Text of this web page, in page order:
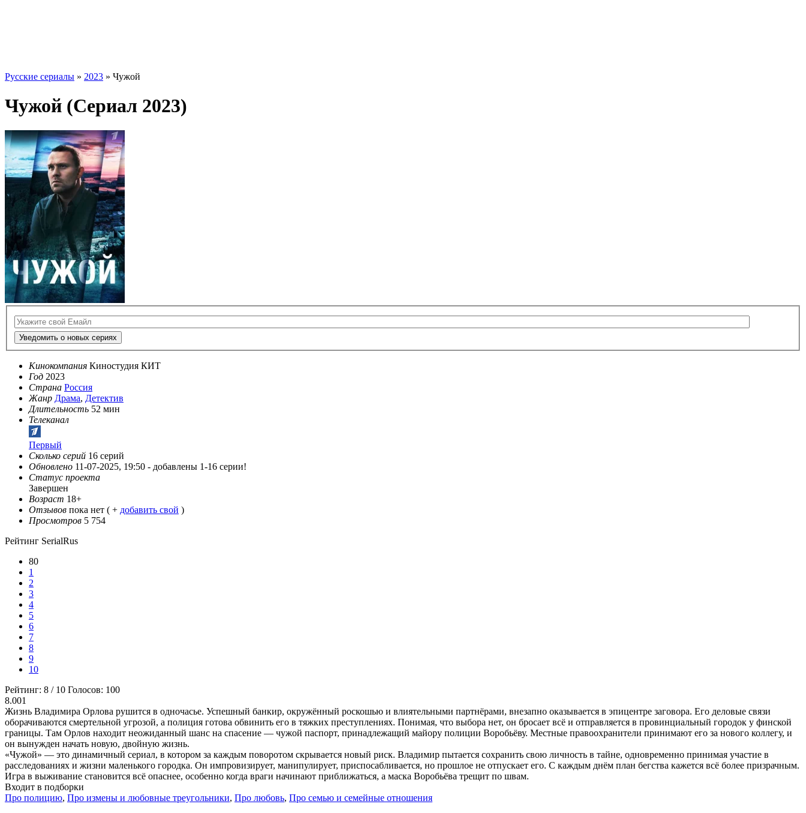
Русские сериалы » 2023 » Чужой
Чужой (Сериал 2023)
Уведомить о новых сериях
Кинокомпания Киностудия КИТ
Год 2023
Страна Россия
Жанр Драма, Детектив
Длительность 52 мин
Телеканал
Первый
Сколько серий 16 серий
Обновлено 11-07-2025, 19:50 - добавлены 1-16 серии!
Статус проекта
Завершен
Возраст 18+
Отзывов пока нет ( + добавить свой )
Просмотров 5 754
Рейтинг SerialRus
80
1
2
3
4
5
6
7
8
9
10
Рейтинг: 8 / 10 Голосов: 100
8.001
Жизнь Владимира Орлова рушится в одночасье. Успешный банкир, окружённый роскошью и влиятельными партнёрами, внезапно оказывается в эпицентре заговора. Его деловые связи
оборачиваются смертельной угрозой, а полиция готова обвинить его в тяжких преступлениях. Понимая, что выбора нет, он бросает всё и отправляется в провинциальный городок у финской
границы. Там Орлов находит неожиданный шанс на спасение — чужой паспорт, принадлежащий майору полиции Воробьёву. Местные правоохранители принимают его за нового коллегу, и
он вынужден начать новую, двойную жизнь.
«Чужой» — это динамичный сериал, в котором за каждым поворотом скрывается новый риск. Владимир пытается сохранить свою личность в тайне, одновременно принимая участие в
расследованиях и жизни маленького городка. Он импровизирует, манипулирует, приспосабливается, но прошлое не отпускает его. С каждым днём план бегства кажется всё более призрачным.
Игра в выживание становится всё опаснее, особенно когда враги начинают приближаться, а маска Воробьёва трещит по швам.
Входит в подборки
Про полицию, Про измены и любовные треугольники, Про любовь, Про семью и семейные отношения